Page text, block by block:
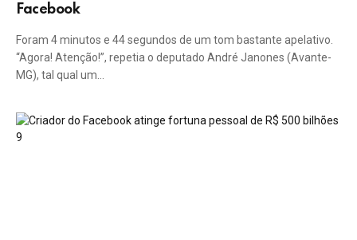
Facebook
Foram 4 minutos e 44 segundos de um tom bastante apelativo.
“Agora! Atenção!”, repetia o deputado André Janones (Avante-
MG), tal qual um…